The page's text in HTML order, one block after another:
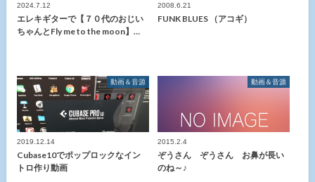
2024.7.12
エレキギターで【７０代のおじい
ちゃんとFly me to the moon】…
2008.6.21
FUNK BLUES （アコギ）
動画＆音源
2019.12.14
Cubase10でポップロックなイン
トロ作り動画
動画＆音源
2015.2.4
ぞうさん ぞうさん お鼻が長い
のね～♪